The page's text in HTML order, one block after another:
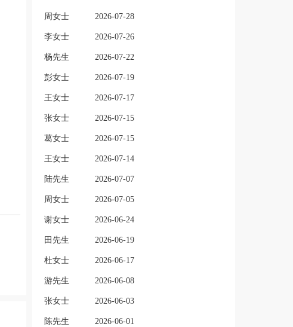
周女士 2026-07-28
李女士 2026-07-26
杨先生 2026-07-22
彭女士 2026-07-19
王女士 2026-07-17
张女士 2026-07-15
葛女士 2026-07-15
王女士 2026-07-14
陆先生 2026-07-07
周女士 2026-07-05
谢女士 2026-06-24
田先生 2026-06-19
杜女士 2026-06-17
游先生 2026-06-08
张女士 2026-06-03
陈先生 2026-06-01